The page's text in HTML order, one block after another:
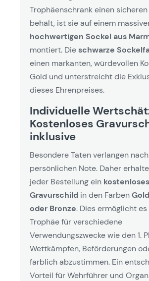
Trophäenschrank einen
behält, ist sie auf einem
hochwertigen Sockel aus
montiert. Dieschwarze
einen markanten, würdevollen
Gold und unterstreicht die
dieses Ehrenpreises.
Individuelle
Kostenloses
inklusive
Besondere Taten verlangen
persönlichen Note. Daher
jeder Bestellung ein kostenloses
Gravurschild in den Farben
oder Bronze. Dies ermöglicht es
Trophäe für verschiedene
Verwendungszwecke wie den 1.
Wettkämpfen, Beförderungen
farblich abzustimmen. Ein
Vorteil für Wehrführer und